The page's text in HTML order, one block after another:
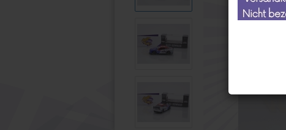
Wiking
Micro City
1:32 Modelle anzeigen